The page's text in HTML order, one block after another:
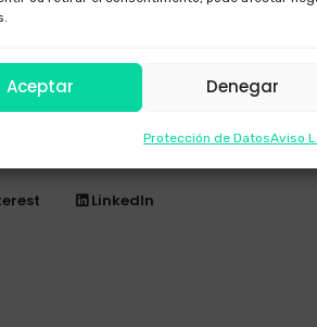
Aceptar Denegar
Protección de DatosAviso
LinkedIn